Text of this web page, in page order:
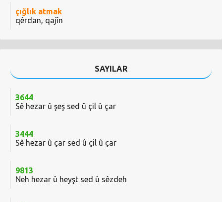
çığlık atmak
qêrdan, qajîn
SAYILAR
3644
Sê hezar û şeş sed û çil û çar
3444
Sê hezar û çar sed û çil û çar
9813
Neh hezar û heyşt sed û sêzdeh